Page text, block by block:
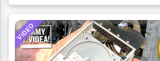
VIDEO